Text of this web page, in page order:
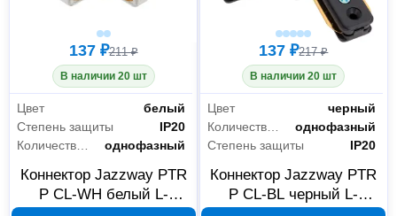
137 ₽211 ₽
В наличии 20 шт
Цвет
белый
Степень защиты
IP20
однофазный
Коннектор Jazzway PTR
P CL-WH белый L-
137 ₽217 ₽
В наличии 20 шт
Цвет
черный
Количество фаз
однофазный
Степень защиты
IP20
Коннектор Jazzway PTR
P CL-BL черный L-